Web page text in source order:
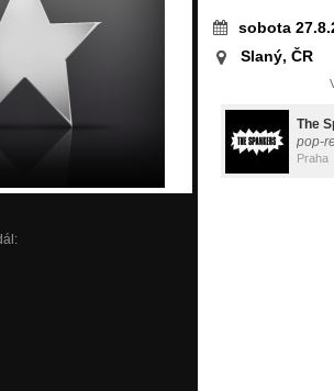
sobota
Slaný, ČR
The
pop-
Praha